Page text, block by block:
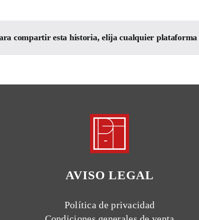
compartir esta historia, elija cualquier plataforma
AVISO LEGAL
Política de privacidad